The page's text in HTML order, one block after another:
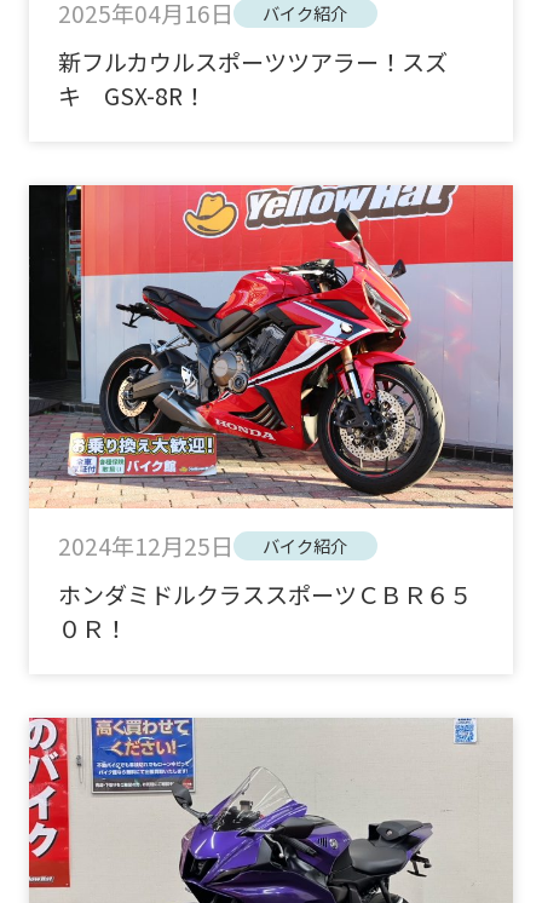
2025年04月16日 バイク紹介
新フルカウルスポーツツアラー！スズ
キ GSX-8R！
2024年12月25日 バイク紹介
ホンダミドルクラススポーツＣＢＲ６５
０Ｒ！